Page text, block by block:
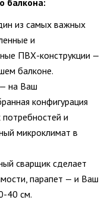
балкона:
из самых важных
и
ПВХ-конструкции —
балконе.
— на Ваш
конфигурация
и
микроклимат в
сварщик сделает
парапет — и Ваш
40 см.